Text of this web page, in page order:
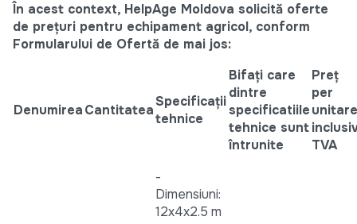
În acest context, HelpAge Moldova solicită oferte
de prețuri pentru echipament agricol, conform
Formularului de Ofertă de mai jos:
DenumireaCantitatea
Specificații
tehnice
Bifați care
dintre
specificatiile
tehnice sunt
întrunite
Preț
per
TVA
-
Dimensiuni:
12x4x2.5 m